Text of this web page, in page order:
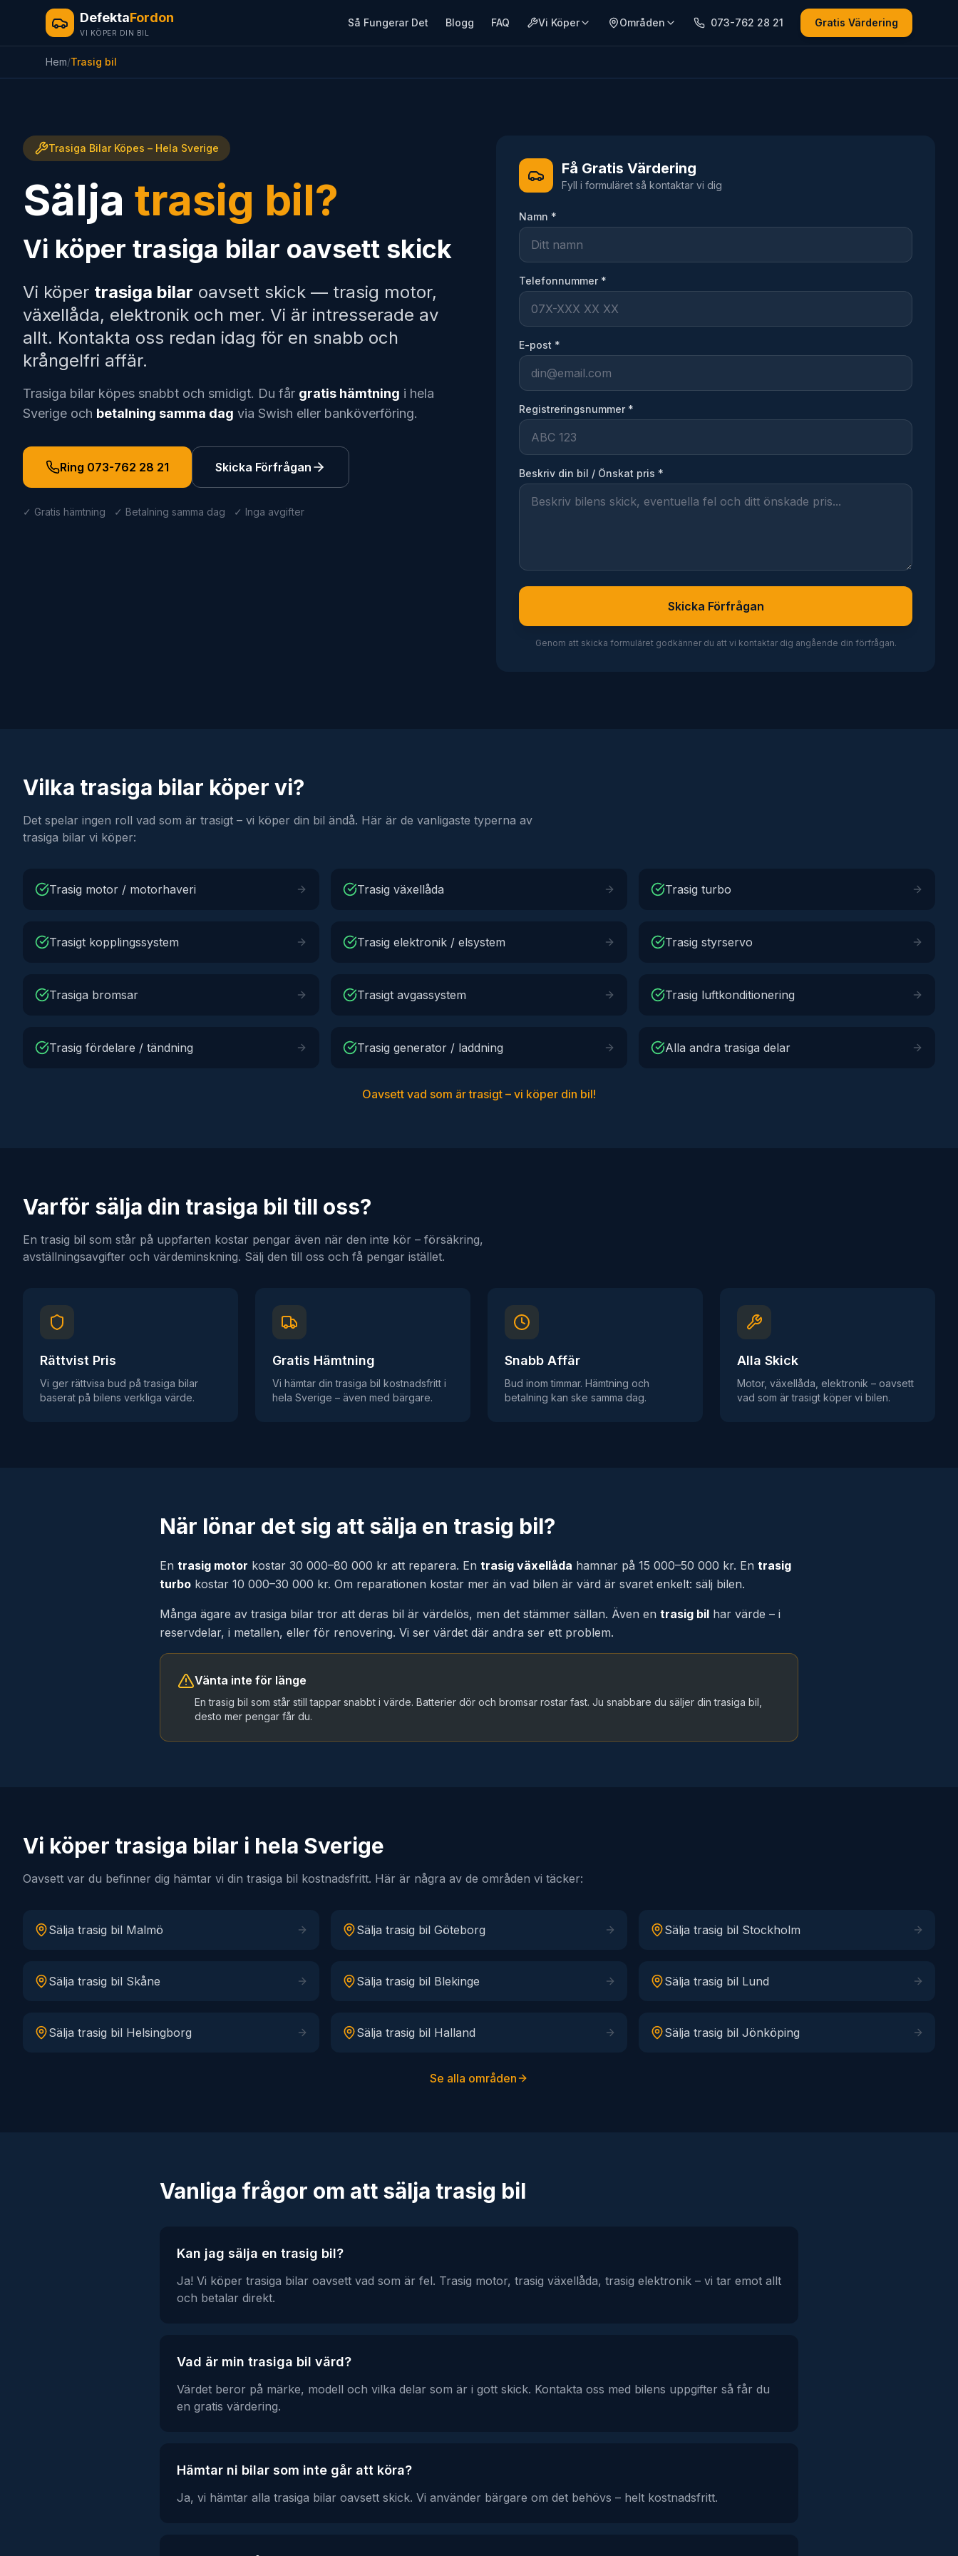
DefektaFordon
VI KÖPER DIN BIL
Så Fungerar Det Blogg FAQ Vi Köper Områden 073-762 28 21 Gratis Värdering
Hem/Trasig bil
Trasiga Bilar Köpes – Hela Sverige
Sälja trasig bil?
Vi köper trasiga bilar oavsett skick
Vi köper trasiga bilar oavsett skick — trasig motor,
växellåda, elektronik och mer. Vi är intresserade av
allt. Kontakta oss redan idag för en snabb och
krångelfri affär.
Trasiga bilar köpes snabbt och smidigt. Du får gratis hämtning i hela
Sverige och betalning samma dag via Swish eller banköverföring.
Ring 073-762 28 21 Skicka Förfrågan
✓ Gratis hämtning ✓ Betalning samma dag ✓ Inga avgifter
Få Gratis Värdering
Fyll i formuläret så kontaktar vi dig
Namn *
Telefonnummer *
E-post *
Registreringsnummer *
Beskriv din bil / Önskat pris *
Skicka Förfrågan
Genom att skicka formuläret godkänner du att vi kontaktar dig angående din förfrågan.
Vilka trasiga bilar köper vi?
Det spelar ingen roll vad som är trasigt – vi köper din bil ändå. Här är de vanligaste typerna av
trasiga bilar vi köper:
Trasig motor / motorhaveri Trasig växellåda Trasig turbo
Trasigt kopplingssystem Trasig elektronik / elsystem Trasig styrservo
Trasiga bromsar Trasigt avgassystem Trasig luftkonditionering
Trasig fördelare / tändning Trasig generator / laddning Alla andra trasiga delar
Oavsett vad som är trasigt – vi köper din bil!
Varför sälja din trasiga bil till oss?
En trasig bil som står på uppfarten kostar pengar även när den inte kör – försäkring,
avställningsavgifter och värdeminskning. Sälj den till oss och få pengar istället.
Rättvist Pris
Vi ger rättvisa bud på trasiga bilar
baserat på bilens verkliga värde.
Gratis Hämtning
Vi hämtar din trasiga bil kostnadsfritt i
hela Sverige – även med bärgare.
Snabb Affär
Bud inom timmar. Hämtning och
betalning kan ske samma dag.
Alla Skick
Motor, växellåda, elektronik – oavsett
vad som är trasigt köper vi bilen.
När lönar det sig att sälja en trasig bil?
En trasig motor kostar 30 000–80 000 kr att reparera. En trasig växellåda hamnar på 15 000–50 000 kr. En trasig
turbo kostar 10 000–30 000 kr. Om reparationen kostar mer än vad bilen är värd är svaret enkelt: sälj bilen.
Många ägare av trasiga bilar tror att deras bil är värdelös, men det stämmer sällan. Även en trasig bil har värde – i
reservdelar, i metallen, eller för renovering. Vi ser värdet där andra ser ett problem.
Vänta inte för länge
En trasig bil som står still tappar snabbt i värde. Batterier dör och bromsar rostar fast. Ju snabbare du säljer din trasiga bil,
desto mer pengar får du.
Vi köper trasiga bilar i hela Sverige
Oavsett var du befinner dig hämtar vi din trasiga bil kostnadsfritt. Här är några av de områden vi täcker:
Sälja trasig bil Malmö Sälja trasig bil Göteborg Sälja trasig bil Stockholm
Sälja trasig bil Skåne Sälja trasig bil Blekinge Sälja trasig bil Lund
Sälja trasig bil Helsingborg Sälja trasig bil Halland Sälja trasig bil Jönköping
Se alla områden
Vanliga frågor om att sälja trasig bil
Kan jag sälja en trasig bil?
Ja! Vi köper trasiga bilar oavsett vad som är fel. Trasig motor, trasig växellåda, trasig elektronik – vi tar emot allt
och betalar direkt.
Vad är min trasiga bil värd?
Värdet beror på märke, modell och vilka delar som är i gott skick. Kontakta oss med bilens uppgifter så får du
en gratis värdering.
Hämtar ni bilar som inte går att köra?
Ja, vi hämtar alla trasiga bilar oavsett skick. Vi använder bärgare om det behövs – helt kostnadsfritt.